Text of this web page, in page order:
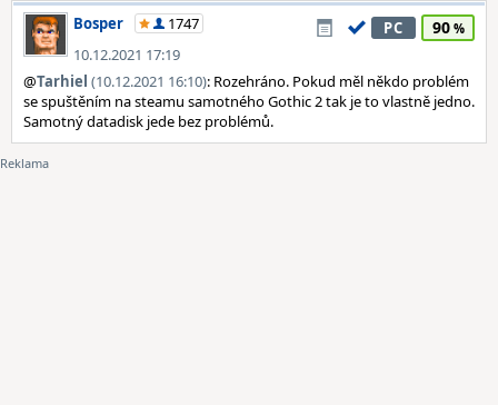
Bosper
1747
10.12.2021 17:19
PC 90
@Tarhiel (10.12.2021 16:10): Rozehráno. Pokud měl někdo problém
se spuštěním na steamu samotného Gothic 2 tak je to vlastně jedno.
Samotný datadisk jede bez problémů.